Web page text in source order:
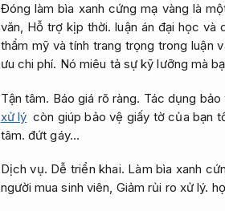
Đóng làm bìa xanh cứng mạ vàng là
văn, Hỗ trợ kịp thời. luận án đại học và
thẩm mỹ và tính trang trọng trong luận
ưu chi phí. Nó miêu tả sự kỹ lưỡng mà
Tận tâm. Báo giá rõ ràng. Tác dụng bảo
xử lý còn giúp bảo vệ giấy tờ của bạn
tâm. đứt gáy…
Dịch vụ. Dễ triển khai. Làm bìa xanh
người mua sinh viên, Giảm rủi ro xử lý.